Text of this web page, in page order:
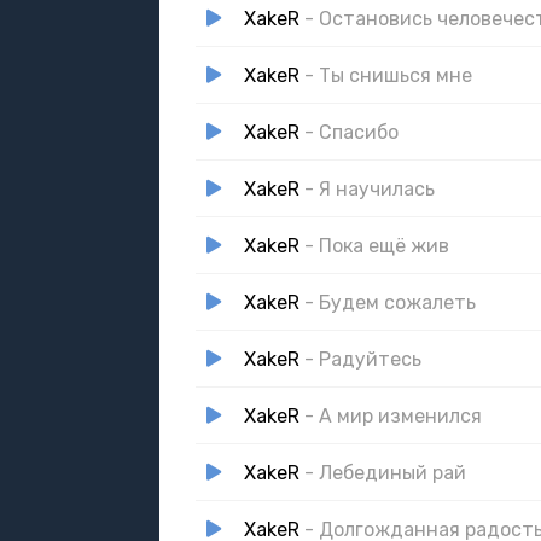
XakeR - Остановись
XakeR - Ты снишься мне
XakeR - Спасибо
XakeR - Я научилась
XakeR - Пока ещё жив
XakeR - Будем сожалеть
XakeR - Радуйтесь
XakeR - А мир изменился
XakeR - Лебединый рай
XakeR - Долгожданная